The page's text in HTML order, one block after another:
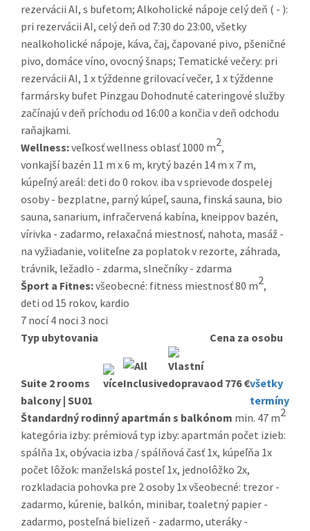
rezervácii AI, s bufetom; Alkoholické nápoje celý deň ( - ):
pri rezervácii AI, celý deň od 7:30 do 23:00, všetky
nealkoholické nápoje, káva, čaj, čapované pivo, pšeničné
pivo, domáce víno, ovocný šnaps; Tematické večery: pri
rezervácii AI, 1 x týždenne grilovací večer, 1 x týždenne
farmársky bufet Pinzgau Dohodnuté cateringové služby
začínajú v deň príchodu od 16:00 a končia v deň odchodu
raňajkami.
Wellness:veľkosť wellness oblasť 1000 m2,
vonkajší bazén 11 m x 6 m, krytý bazén 14 m x 7 m,
kúpeľný areál: deti do 0 rokov. iba v sprievode dospelej
osoby - bezplatne, parný kúpeľ, sauna, finská sauna, bio
sauna, sanarium, infračervená kabína, kneippov bazén,
vírivka - zadarmo, relaxačná miestnosť, nahota, masáž -
na vyžiadanie, voliteľne za poplatok v rezorte, záhrada,
trávnik, ležadlo - zdarma, slnečníky - zdarma
Šport a Fitnes:všeobecné: fitness miestnosť 80 m2,
deti od 15 rokov, kardio
7 nocí4 noci 3 noci
Typ ubytovania
Cena za osobu
Suite 2 rooms
balcony | SU01
od 776 €všetky
termíny
Štandardný rodinný apartmán s balkónom min. 47 m2
kategória izby: prémiová typ izby: apartmán počet izieb:
spálňa 1x, obývacia izba / spálňová časť 1x, kúpeľňa 1x
počet lôžok: manželská posteľ 1x, jednolôžko 2x,
rozkladacia pohovka pre 2 osoby 1x všeobecné: trezor -
zadarmo, kúrenie, balkón, minibar, toaletný papier -
zadarmo, posteľná bielizeň - zadarmo, uteráky -